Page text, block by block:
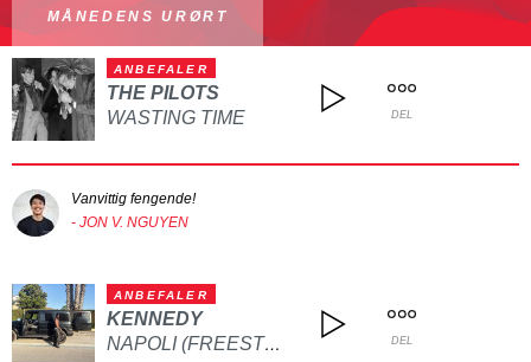
MÅNEDENS URØRT
ANBEFALER
THE PILOTS
WASTING TIME
DEL
Vanvittig fengende!
- JON V. NGUYEN
ANBEFALER
KENNEDY
NAPOLI (FREESTYLE) DEL